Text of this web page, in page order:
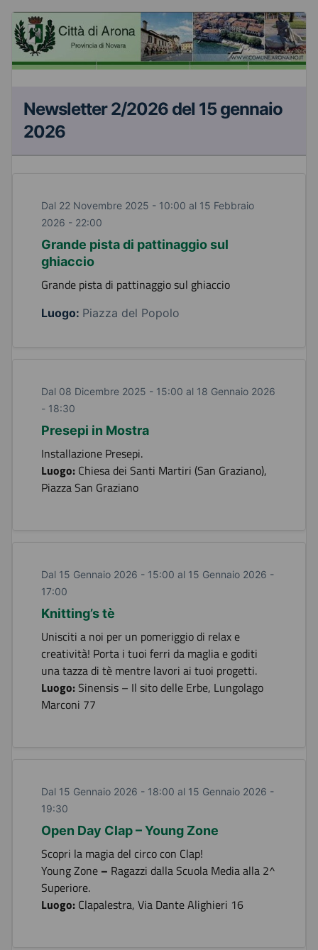
Newsletter 2/2026 del 15 gennaio
2026
Dal 22 Novembre 2025 - 10:00 al 15 Febbraio
2026 - 22:00
Grande pista di pattinaggio sul
ghiaccio
Grande pista di pattinaggio sul ghiaccio
Luogo: Piazza del Popolo
Dal 08 Dicembre 2025 - 15:00 al 18 Gennaio 2026
- 18:30
Presepi in Mostra
Installazione Presepi.
Luogo: Chiesa dei Santi Martiri (San Graziano),
Piazza San Graziano
Dal 15 Gennaio 2026 - 15:00 al 15 Gennaio 2026 -
17:00
Knitting’s tè
Unisciti a noi per un pomeriggio di relax e
creatività! Porta i tuoi ferri da maglia e goditi
una tazza di tè mentre lavori ai tuoi progetti.
Luogo:Sinensis – Il sito delle Erbe, Lungolago
Marconi 77
Dal 15 Gennaio 2026 - 18:00 al 15 Gennaio 2026 -
19:30
Open Day Clap – Young Zone
Scopri la magia del circo con Clap!
Young Zone – Ragazzi dalla Scuola Media alla 2^
Superiore.
Luogo: Clapalestra, Via Dante Alighieri 16